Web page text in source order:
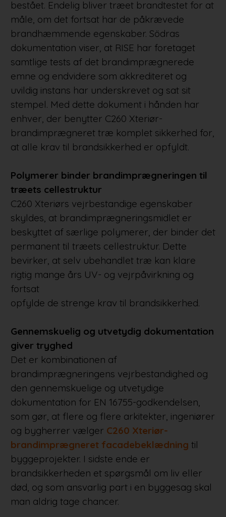
bestået. Endelig bliver træet brandtestet for at
måle, om det fortsat har de påkrævede
brandhæmmende egenskaber. Södras
dokumentation viser, at RISE har foretaget
samtlige tests af det brandimprægnerede
emne og endvidere som akkrediteret og
uvildig instans har underskrevet og sat sit
stempel. Med dette dokument i hånden har
enhver, der benytter C260 Xteriør-
brandimprægneret træ komplet sikkerhed for,
at alle krav til brandsikkerhed er opfyldt.
Polymerer binder brandimprægneringen til
træets cellestruktur
C260 Xteriørs vejrbestandige egenskaber
skyldes, at brandimprægneringsmidlet er
beskyttet af særlige polymerer, der binder det
permanent til træets cellestruktur. Dette
bevirker, at selv ubehandlet træ kan klare
rigtig mange års UV- og vejrpåvirkning og
fortsat
opfylde de strenge krav til brandsikkerhed.
Gennemskuelig og utvetydig dokumentation
giver tryghed
Det er kombinationen af
brandimprægneringens vejrbestandighed og
den gennemskuelige og utvetydige
dokumentation for EN 16755-godkendelsen,
som gør, at flere og flere arkitekter, ingeniører
og bygherrer vælger C260 Xteriør-
brandimprægneret facadebeklædning til
byggeprojekter. I sidste ende er
brandsikkerheden et spørgsmål om liv eller
død, og som ansvarlig part i en byggesag skal
man aldrig tage chancer.